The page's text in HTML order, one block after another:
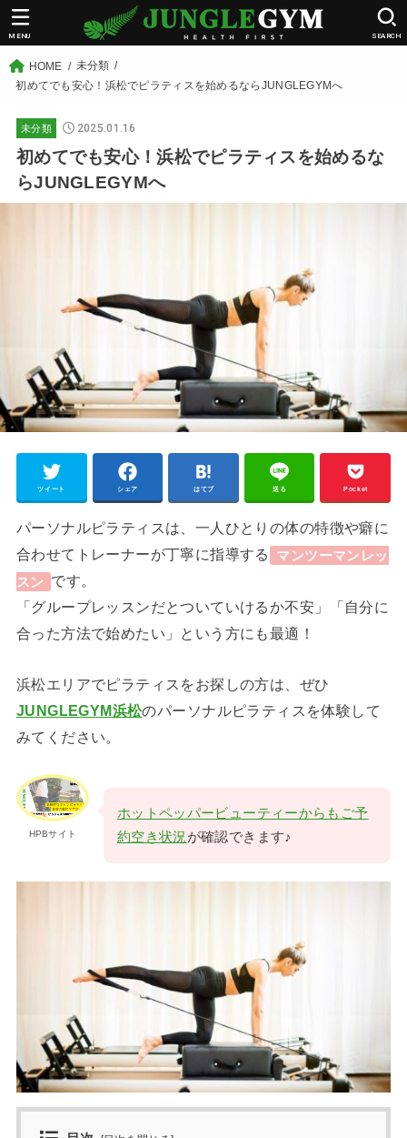
SEARCH
MENU
HOME
未分類
初めてでも安心！浜松でピラティスを始めるならJUNGLEGYMへ
未分類 2025.01.16
初めてでも安心！浜松でピラティスを始めるな
らJUNGLEGYMへ
ツイート シェア はてブ 送る Pocket
パーソナルピラティスは、一人ひとりの体の特徴や癖に
合わせてトレーナーが丁寧に指導する
マンツーマンレッ
スン
です。
「グループレッスンだとついていけるか不安」「自分に
合った方法で始めたい」という方にも最適！
浜松エリアでピラティスをお探しの方は、ぜひ
JUNGLEGYM浜松のパーソナルピラティスを体験して
みてください。
HPBサイト
ホットペッパービューティーからもご予
約空き状況が確認できます♪